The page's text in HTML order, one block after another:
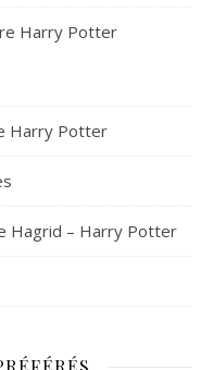
Harry Potter
Harry Potter
Hagrid – Harry Potter